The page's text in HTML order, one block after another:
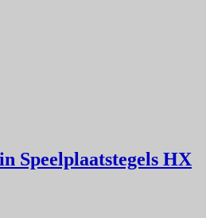
Speelplaatstegels HX